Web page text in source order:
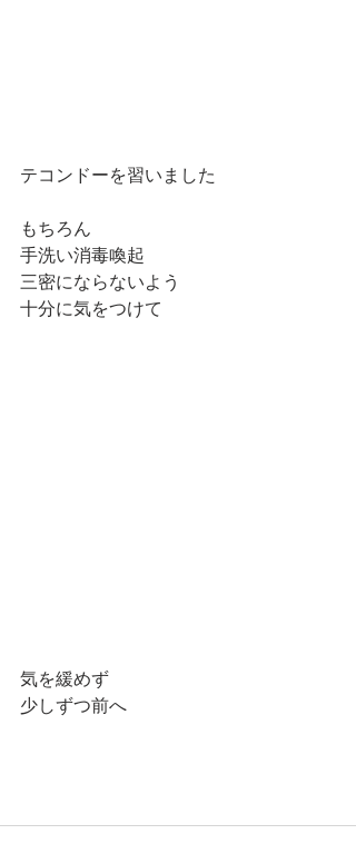
テコンドーを習いました
もちろん
手洗い消毒喚起
三密にならないよう
十分に気をつけて
気を緩めず
少しずつ前へ